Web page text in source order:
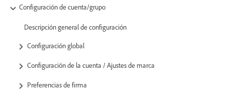
Configuración de cuenta/grupo
Descripción general de configuración
Configuración global
Configuración de la cuenta / Ajustes de marca
Preferencias de firma